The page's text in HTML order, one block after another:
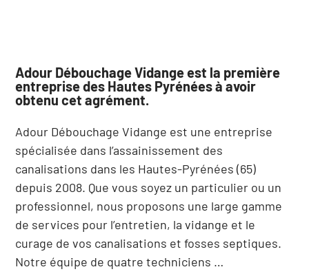
Adour Débouchage Vidange est la première
entreprise des Hautes Pyrénées à avoir
obtenu cet agrément.
Adour Débouchage Vidange est une entreprise
spécialisée dans l’assainissement des
canalisations dans les Hautes-Pyrénées (65)
depuis 2008. Que vous soyez un particulier ou un
professionnel, nous proposons une large gamme
de services pour l’entretien, la vidange et le
curage de vos canalisations et fosses septiques.
Notre équipe de quatre techniciens …